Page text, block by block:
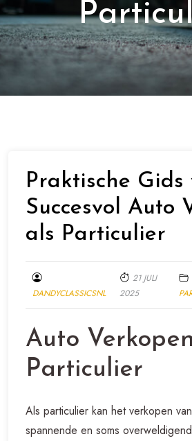
Praktische Gids
Succesvol Auto
als Particulier
DANDYCLASSICSNL
21 JULI
2025
Auto
Particulier
Als particulier kan het verkopen
spannende en soms